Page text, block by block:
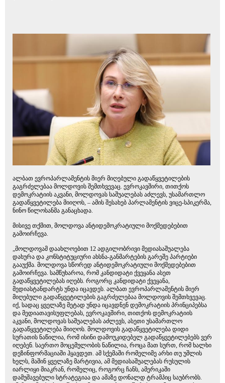
ალბათ ევროპარლამენტის მიერ მიღებული გადაწყვეტილების
გაგრძელებაა მოლდოვის შემთხვევაც. ევროკავშირი, თითქოს
დემოკრატიის აკვანი, მოლდოვას საშუალებას აძლევს, უსამართლო
გადაწყვეტილება მიიღოს, – ამის შესახებ პარლამენტის ვიცე-სპიკერმა,
ნინო წილოსანმა განაცხადა.
მისივე თქმით, მოლდოვა ანტიდემოკრატიული მოქმედებებით
გამოირჩევა.
„მოლდოვამ დაახლოებით 12 ადგილობრივი მედიასაშუალება
დახურა და კონსტიტუციური ახსნა-განმარტების გარეშე პარტიები
გააუქმა. მოლდოვა სწორედ ანტიდემოკრატიული მოქმედებებით
გამოირჩევა. სამწუხაროა, რომ კანდიდატი ქვეყანა ასეთ
გადაწყვეტილებას იღებს. როგორც კანდიდატი ქვეყანა,
მედიასტანდარტს უნდა იცავდეს. ალბათ ევროპარლამენტის მიერ
მიღებული გადაწყვეტილების გაგრძელებაა მოლდოვის შემთხვევაც.
იქ, სადაც ყველაზე მეტად უნდა იცავდნენ დემოკრატიის პრინციპებსა
და მედიათავისუფლებას, ევროკავშირი, თითქოს დემოკრატიის
აკვანი, მოლდოვას საშუალებას აძლევს, ასეთი უსამართლო
გადაწყვეტილება მიიღოს. მოლდოვის გადაწყვეტილება დიდი
სურათის ნაწილია, რომ ისინი დამოუკიდებელ გადაწყვეტილებებს ვერ
იღებენ. საერთო მოცემულობის ნაწილია, როცა მათ სურთ, რომ ხალხი
დეზინფორმაციაში ჰყავდეთ. ამ სქემაში რომელიმე არხი თუ უშლის
ხელს, მაშინ ყველაზე მარტივია, ამ მედიასაშუალებას რუსულის
იარლიყი მიაკრან, რომელიც, როგორც ჩანს, ამერიკაში
დამუშავებული სტრატეგიაა და ამაზე დონალდ ტრამპიც საუბრობს.